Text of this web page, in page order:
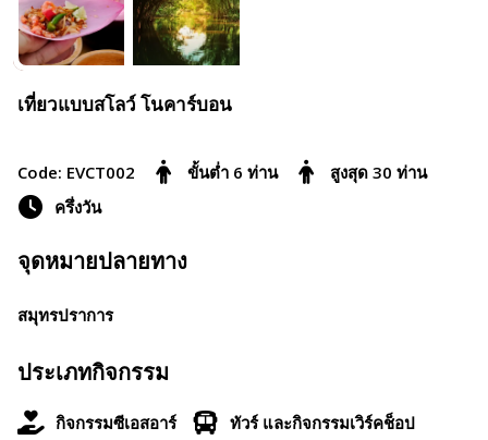
เที่ยวแบบสโลว์ โนคาร์บอน
Code: EVCT002 ขั้นต่ำ 6 ท่าน
สูงสุด 30 ท่าน
ครึ่งวัน
จุดหมายปลายทาง
สมุทรปราการ
ประเภทกิจกรรม
กิจกรรมซีเอสอาร์
ทัวร์ และกิจกรรมเวิร์คช็อป